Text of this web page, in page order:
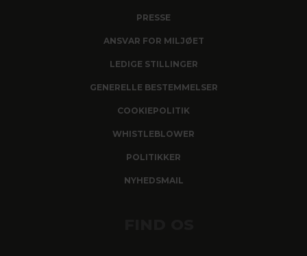
PRESSE
ANSVAR FOR MILJØET
LEDIGE STILLINGER
GENERELLE BESTEMMELSER
COOKIEPOLITIK
WHISTLEBLOWER
POLITIKKER
NYHEDSMAIL